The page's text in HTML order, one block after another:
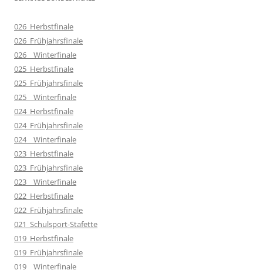
026_Herbstfinale
026_Frühjahrsfinale
026__Winterfinale
025_Herbstfinale
025_Frühjahrsfinale
025__Winterfinale
024_Herbstfinale
024_Frühjahrsfinale
024__Winterfinale
023_Herbstfinale
023_Frühjahrsfinale
023__Winterfinale
022_Herbstfinale
022_Frühjahrsfinale
021_Schulsport-Stafette
019_Herbstfinale
019_Frühjahrsfinale
019__Winterfinale